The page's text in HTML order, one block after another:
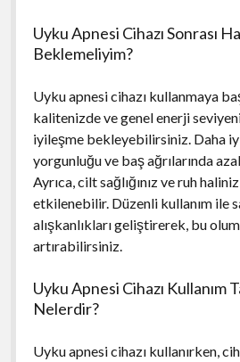
Uyku Apnesi Cihazı Sonrası
Beklemeliyim?
Uyku apnesi cihazı kullanmaya
kalitenizde ve genel enerji
iyileşme bekleyebilirsiniz. Daha
yorgunluğu ve baş ağrılarında
Ayrıca, cilt sağlığınız ve ruh
etkilenebilir. Düzenli kullanım ile
alışkanlıkları geliştirerek, bu
artırabilirsiniz.
Uyku Apnesi Cihazı Kullanım
Nelerdir?
Uyku apnesi cihazı kullanırken,